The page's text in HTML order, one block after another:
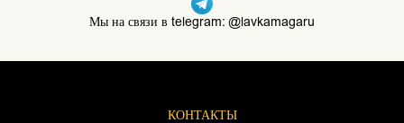
Мы на связи в telegram: @lavkamagaru
КОНТАКТЫ